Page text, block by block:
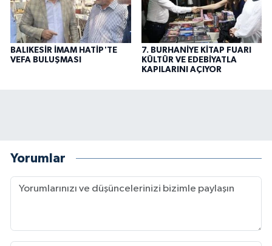
BALIKESİR İMAM HATİP'TE
VEFA BULUŞMASI
7. BURHANİYE KİTAP FUARI
KÜLTÜR VE EDEBİYATLA
KAPILARINI AÇIYOR
Yorumlar